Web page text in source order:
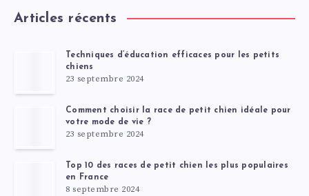
Articles récents
Techniques d’éducation efficaces pour les petits
chiens
23 septembre 2024
Comment choisir la race de petit chien idéale pour
votre mode de vie ?
23 septembre 2024
Top 10 des races de petit chien les plus populaires
en France
8 septembre 2024